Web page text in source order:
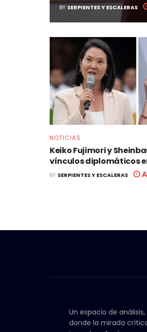
BY SERPIENTES Y ESCALERAS
NOTICIAS
Keiko Fujimori y
vínculos diplomáticos
BY SERPIENTES Y ESCALERAS
Un espacio de
donde la mirada